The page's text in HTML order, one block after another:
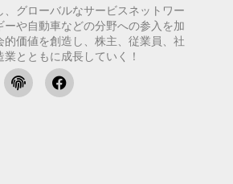
、グローバルなサービスネットワー
ーや自動車などの分野への参入を加
価値を創造し、株主、従業員、社
とともに成長していく！